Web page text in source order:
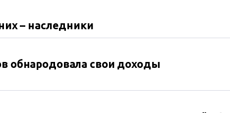
– наследники
обнародовала свои доходы